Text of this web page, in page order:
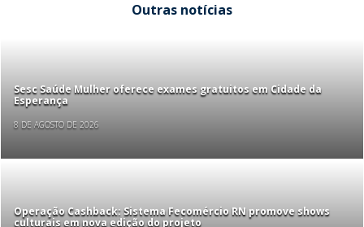
Outras notícias
Sesc Saúde Mulher oferece exames gratuitos em Cidade da
Esperança
8 DE AGOSTO DE 2026
Operação Cashback: Sistema Fecomércio RN promove shows
culturais em nova edição do projeto